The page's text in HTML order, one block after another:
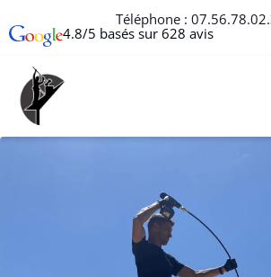
Téléphone :
4.8/5 basés sur 628 avis